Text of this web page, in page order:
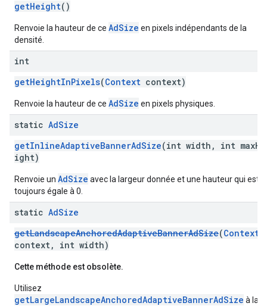
getHeight()
Renvoie la hauteur de ce AdSize en pixels indépendants de la
densité.
int
getHeightInPixels(Context context)
Renvoie la hauteur de ce AdSize en pixels physiques.
static AdSize
getInlineAdaptiveBannerAdSize(int width, int maxHe
ight)
Renvoie un AdSize avec la largeur donnée et une hauteur qui est
toujours égale à 0.
static AdSize
getLandscapeAnchoredAdaptiveBannerAdSize(Context
context, int width)
Cette méthode est obsolète.
Utilisez
getLargeLandscapeAnchoredAdaptiveBannerAdSize à la